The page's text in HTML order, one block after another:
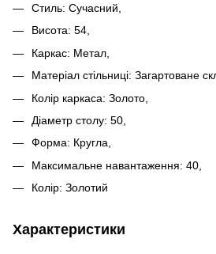
Стиль: Сучасний,
Висота: 54,
Каркас: Метал,
Матеріал стільниці: Загартоване
Колір каркаса: Золото,
Діаметр столу: 50,
Форма: Кругла,
Максимальне навантаження: 40,
Колір: Золотий
Характеристики